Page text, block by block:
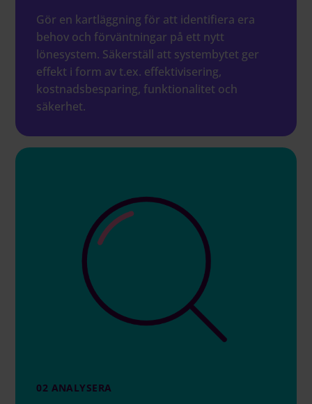
Gör en kartläggning för att identifiera era
behov och förväntningar på ett nytt
lönesystem. Säkerställ att systembytet ger
effekt i form av t.ex. effektivisering,
kostnadsbesparing, funktionalitet och
säkerhet.
02 ANALYSERA